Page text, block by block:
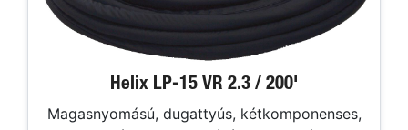
Helix LP-15 VR 2.3 / 200'
Magasnyomású, dugattyús, kétkomponenses,